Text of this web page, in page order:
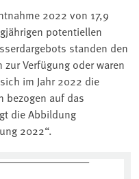
2022 von 17,9
potentiellen
standen den
Verfügung oder waren
im Jahr 2022 die
bezogen auf das
die Abbildung
2022“.